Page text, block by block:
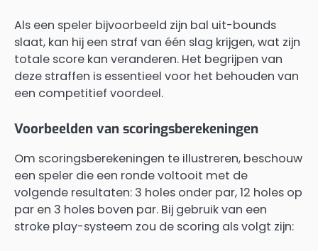
Als een speler bijvoorbeeld zijn bal uit-bounds
slaat, kan hij een straf van één slag krijgen, wat zijn
totale score kan veranderen. Het begrijpen van
deze straffen is essentieel voor het behouden van
een competitief voordeel.
Voorbeelden van scoringsberekeningen
Om scoringsberekeningen te illustreren, beschouw
een speler die een ronde voltooit met de
volgende resultaten: 3 holes onder par, 12 holes op
par en 3 holes boven par. Bij gebruik van een
stroke play-systeem zou de scoring als volgt zijn: